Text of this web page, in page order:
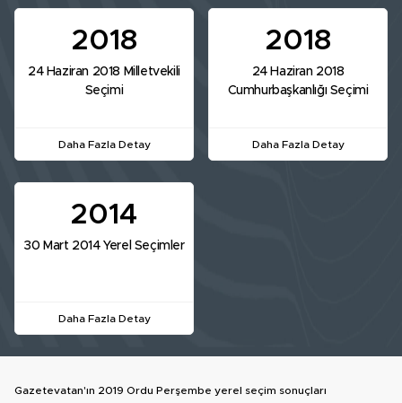
2018
24 Haziran 2018 Milletvekili
Seçimi
Daha Fazla Detay
2018
24 Haziran 2018
Cumhurbaşkanlığı Seçimi
Daha Fazla Detay
2014
30 Mart 2014 Yerel Seçimler
Daha Fazla Detay
Gazetevatan'ın 2019 Ordu Perşembe yerel seçim sonuçları